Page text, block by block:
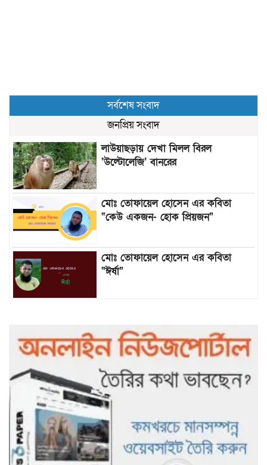
সর্বশেষ সংবাদ
জনপ্রিয় সংবাদ
লাউয়াছড়ায় দেখা মিলল বিরল
‘উল্টোলেজি’ বানরের
মোঃ তোফায়েল হোসেন এর কবিতা
“কেউ একজন- হোক প্রিয়জন”
মোঃ তোফায়েল হোসেন এর কবিতা
“ঈর্ষা”
আটকে পড়া ১০ পর্যটককে উদ্ধার করল
পুলিশ ও ফায়ার সার্ভিস
গাছ না কেটে আমাদের পুড়িয়ে মারলে
ভালো হতো’: বন বিভাগের নিষ্ঠুরতায়
নিঃস্ব কৃষক